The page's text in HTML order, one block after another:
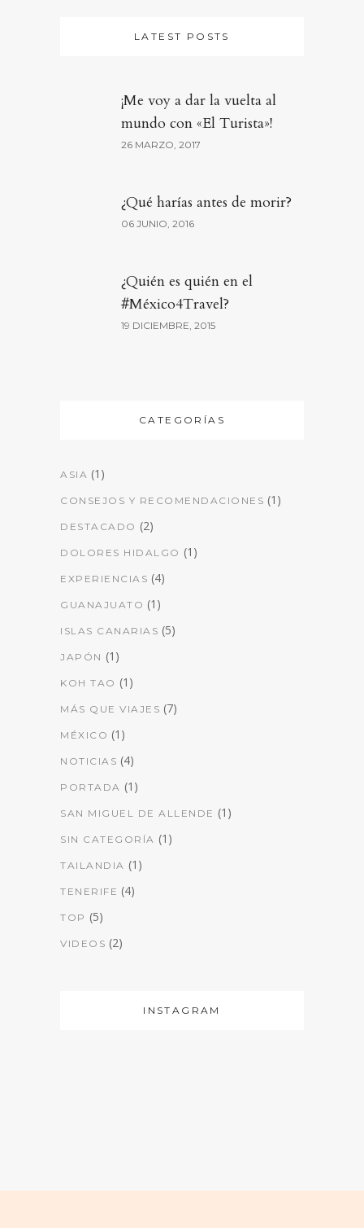
LATEST POSTS
¡Me voy a dar la vuelta al
mundo con «El Turista»!
26 MARZO, 2017
¿Qué harías antes de morir?
06 JUNIO, 2016
¿Quién es quién en el
#México4Travel?
19 DICIEMBRE, 2015
CATEGORÍAS
ASIA (1)
CONSEJOS Y RECOMENDACIONES (1)
DESTACADO (2)
DOLORES HIDALGO (1)
EXPERIENCIAS (4)
GUANAJUATO (1)
ISLAS CANARIAS (5)
JAPÓN (1)
KOH TAO (1)
MÁS QUE VIAJES (7)
MÉXICO (1)
NOTICIAS (4)
PORTADA (1)
SAN MIGUEL DE ALLENDE (1)
SIN CATEGORÍA (1)
TAILANDIA (1)
TENERIFE (4)
TOP (5)
VIDEOS (2)
INSTAGRAM